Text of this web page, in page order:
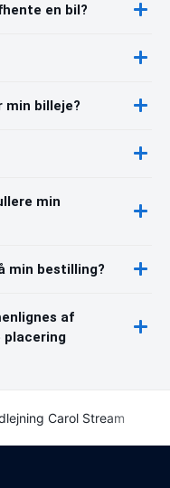
en bil?
billeje?
min
min bestilling?
af
placering
Carol Stream